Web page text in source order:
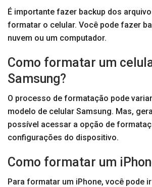
É importante fazer backup dos
formatar o celular. Você pode fazer
nuvem ou um computador.
Como formatar um
Samsung?
O processo de formatação pode
modelo de celular Samsung. Mas,
possível acessar a opção de
configurações do dispositivo.
Como formatar um
Para formatar um iPhone, você pode ir